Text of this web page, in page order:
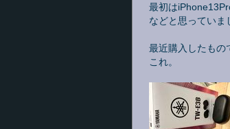
最初は
などと思っていま
最近購入したもの
これ。